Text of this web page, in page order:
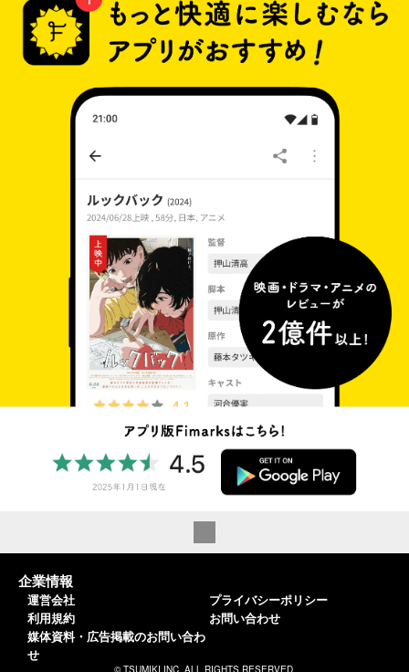
企業情報
運営会社
利用規約
媒体資料・広告掲載のお問い合わ
せ
プライバシーポリシー
お問い合わせ